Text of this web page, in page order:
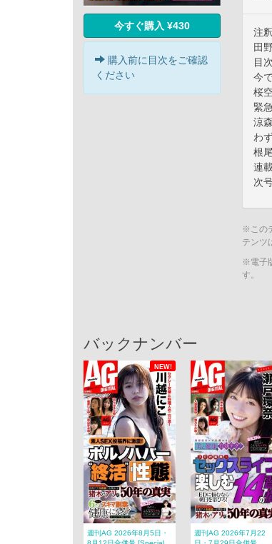
今すぐ購入 ¥430
購入前に目次をご確認
ください
注釈
田
目次
今
桜
緊
涼
わ
根
連
次
※この
テンツ
※電子
す。
バックナンバー
NEW!
週刊AG 2026年8月5日・
週刊AG 2026年7月22